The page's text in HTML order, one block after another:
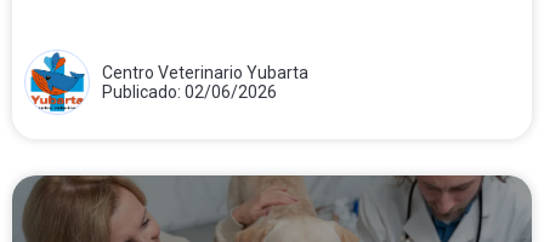
Centro Veterinario Yubarta
Publicado: 02/06/2026